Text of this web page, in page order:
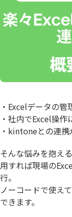
・Excelデータの
・社内でExcel操
・kintoneとの連
そんな悩みを抱え
用すれば現場の
行。
ノーコードで使え
できます。